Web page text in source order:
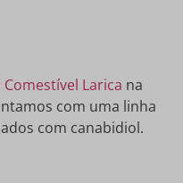
Comestível Larica na
com uma linha
com canabidiol.